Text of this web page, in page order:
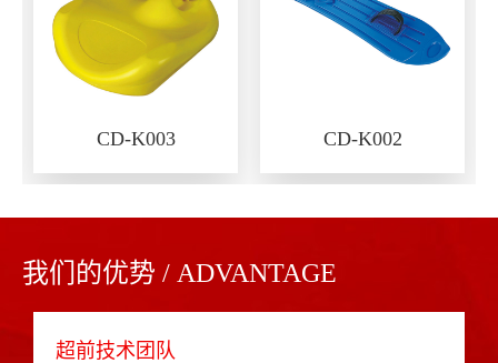
CD-K003 CD-K002
我们的优势 / ADVANTAGE
超前技术团队